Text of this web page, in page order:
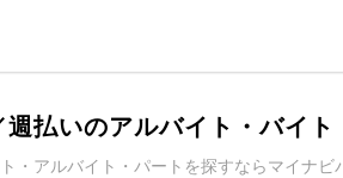
払いのアルバイト・バイト
・アルバイト・パートを探すならマイナ